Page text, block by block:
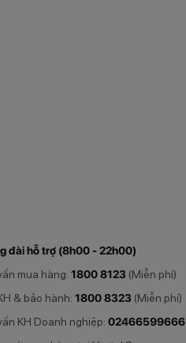
đài hỗ trợ (8h00 - 22h00)
mua hàng: 1800 8123 (Miễn phí)
& bảo hành: 1800 8323 (Miễn phí)
KH Doanh nghiệp: 02466599666